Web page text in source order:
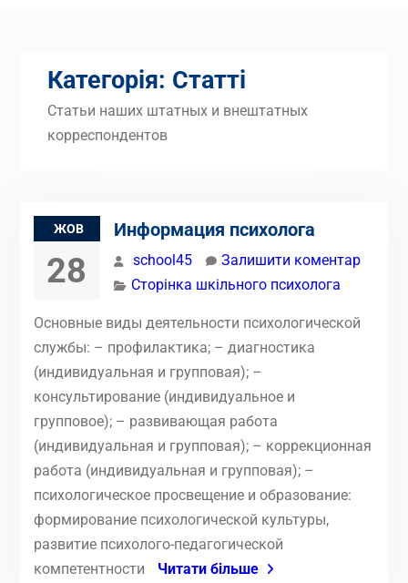
Категорія: Статті
Статьи наших штатных и внештатных
корреспондентов
ЖОВ
28
Информация психолога
school45
Залишити коментар
Сторінка шкільного психолога
Основные виды деятельности психологической
службы: – профилактика; – диагностика
(индивидуальная и групповая); –
консультирование (индивидуальное и
групповое); – развивающая работа
(индивидуальная и групповая); – коррекционная
работа (индивидуальная и групповая); –
психологическое просвещение и образование:
формирование психологической культуры,
развитие психолого-педагогической
компетентности
Читати більше